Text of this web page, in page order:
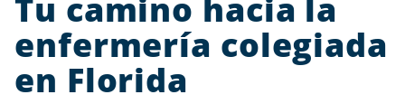
Tu camino hacia la
enfermería colegiada
en Florida